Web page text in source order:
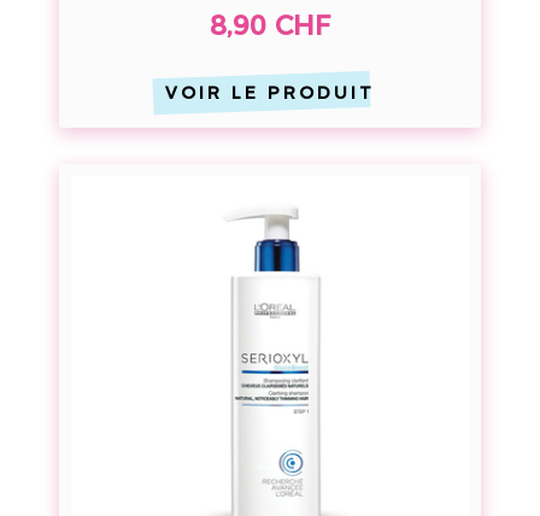
C
1
-
I
i
s
H
a
r
P
e
8,90 CHF
VOIR LE PRODUIT
h
a
m
p
i
n
d
e